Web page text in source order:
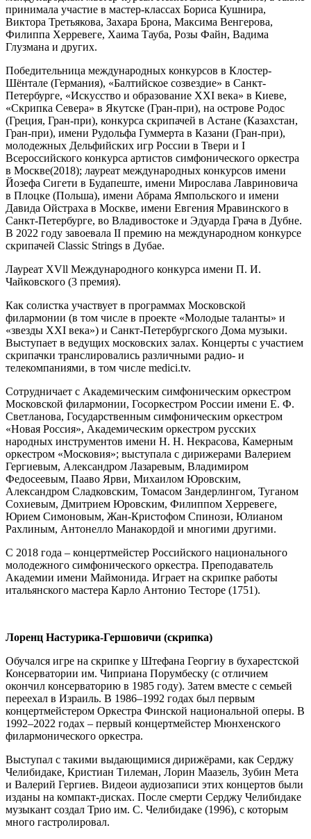
принимала участие в мастер-классах Бориса Кушнира,
Виктора Третьякова, Захара Брона, Максима Венгерова,
Филиппа Херревеге, Хаима Тауба, Розы Файн, Вадима
Глузмана и других.
Победительница международных конкурсов в Клостер-
Шёнтале (Германия), «Балтийское созвездие» в Санкт-
Петербурге, «Искусство и образование XXI века» в Киеве,
«Скрипка Севера» в Якутске (Гран-при), на острове Родос
(Греция, Гран-при), конкурса скрипачей в Астане (Казахстан,
Гран-при), имени Рудольфа Гуммерта в Казани (Гран-при),
молодежных Дельфийских игр России в Твери и I
Всероссийского конкурса артистов симфонического оркестра
в Москве(2018); лауреат международных конкурсов имени
Йозефа Сигети в Будапеште, имени Мирослава Лавриновича
в Плоцке (Польша), имени Абрама Ямпольского и имени
Давида Ойстраха в Москве, имени Евгения Мравинского в
Санкт-Петербурге, во Владивостоке и Эдуарда Грача в Дубне.
В 2022 году завоевала II премию на международном конкурсе
скрипачей Classic Strings в Дубае.
Лауреат XVll Международного конкурса имени П. И.
Чайковского (3 премия).
Как солистка участвует в программах Московской
филармонии (в том числе в проекте «Молодые таланты» и
«звезды XXI века») и Санкт-Петербургского Дома музыки.
Выступает в ведущих московских залах. Концерты с участием
скрипачки транслировались различными радио- и
телекомпаниями, в том числе medici.tv.
Сотрудничает с Академическим симфоническим оркестром
Московской филармонии, Госоркестром России имени Е. Ф.
Светланова, Государственным симфоническим оркестром
«Новая Россия», Академическим оркестром русских
народных инструментов имени Н. Н. Некрасова, Камерным
оркестром «Московия»; выступала с дирижерами Валерием
Гергиевым, Александром Лазаревым, Владимиром
Федосеевым, Пааво Ярви, Михаилом Юровским,
Александром Сладковским, Томасом Зандерлингом, Туганом
Сохиевым, Дмитрием Юровским, Филиппом Херревеге,
Юрием Симоновым, Жан-Кристофом Спинози, Юлианом
Рахлиным, Антонелло Манакордой и многими другими.
С 2018 года – концертмейстер Российского национального
молодежного симфонического оркестра. Преподаватель
Академии имени Маймонида. Играет на скрипке работы
итальянского мастера Карло Антонио Тесторе (1751).
Лоренц Настурика-Гершовичи (скрипка)
Обучался игре на скрипке у Штефана Георгиу в бухарестской
Консерватории им. Чиприана Порумбеску (с отличием
окончил консерваторию в 1985 году). Затем вместе с семьей
переехал в Израиль. В 1986–1992 годах был первым
концертмейстером Оркестра Финской национальной оперы. В
1992–2022 годах – первый концертмейстер Мюнхенского
филармонического оркестра.
Выступал с такими выдающимися дирижёрами, как Серджу
Челибидаке, Кристиан Тилеман, Лорин Маазель, Зубин Мета
и Валерий Гергиев. Видеои аудиозаписи этих концертов были
изданы на компакт-дисках. После смерти Серджу Челибидаке
музыкант создал Трио им. C. Челибидаке (1996), с которым
много гастролировал.